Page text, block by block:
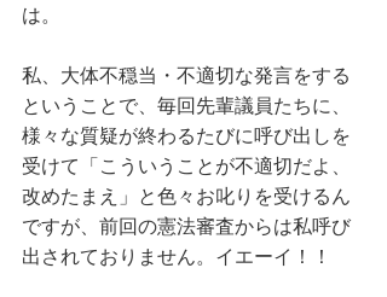
は。
私、大体不穏当・不適切な発言をする
ということで、毎回先輩議員たちに、
様々な質疑が終わるたびに呼び出しを
受けて「こういうことが不適切だよ、
改めたまえ」と色々お叱りを受けるん
ですが、前回の憲法審査からは私呼び
出されておりません。イエーイ！！